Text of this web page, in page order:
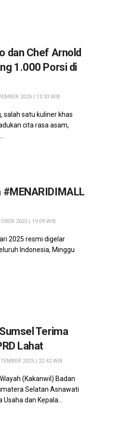
dan Chef Arnold
1.000 Porsi di
2025 | 13:33 WIB
salah satu kuliner khas
cita rasa asam,
2025 | 19:09 WIB
2025 resmi digelar
Indonesia, Minggu
Terima
Lahat
2025 | 22:42 WIB
(Kakanwil) Badan
Selatan Asnawati
dan Kepala...